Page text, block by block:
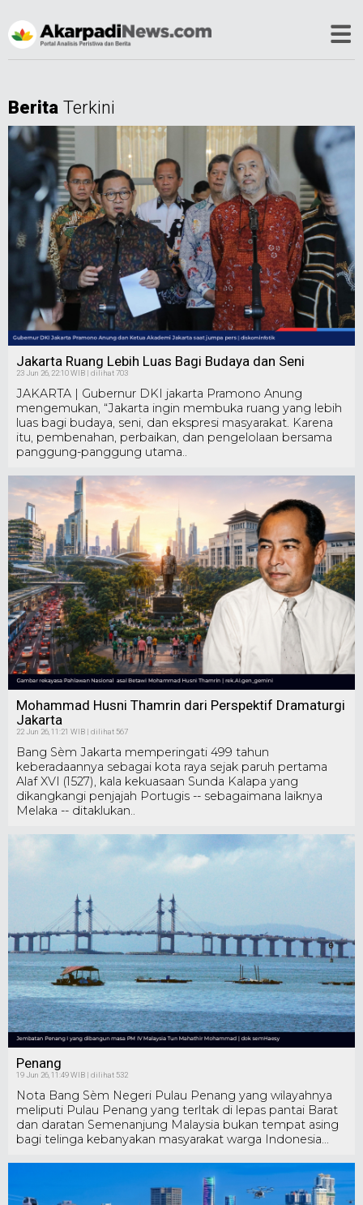
Berita Terkini
Jakarta Ruang Lebih Luas Bagi Budaya dan Seni
23 Jun 26, 22:10 WIB | dilihat 703
JAKARTA | Gubernur DKI jakarta Pramono Anung
mengemukan, “Jakarta ingin membuka ruang yang lebih
luas bagi budaya, seni, dan ekspresi masyarakat. Karena
itu, pembenahan, perbaikan, dan pengelolaan bersama
panggung-panggung utama..
Mohammad Husni Thamrin dari Perspektif Dramaturgi
Jakarta
22 Jun 26, 11:21 WIB | dilihat 567
Bang Sèm Jakarta memperingati 499 tahun
keberadaannya sebagai kota raya sejak paruh pertama
Alaf XVI (1527), kala kekuasaan Sunda Kalapa yang
dikangkangi penjajah Portugis -- sebagaimana laiknya
Melaka -- ditaklukan..
Penang
19 Jun 26, 11:49 WIB | dilihat 532
Nota Bang Sèm Negeri Pulau Penang yang wilayahnya
meliputi Pulau Penang yang terltak di lepas pantai Barat
dan daratan Semenanjung Malaysia bukan tempat asing
bagi telinga kebanyakan masyarakat warga Indonesia...